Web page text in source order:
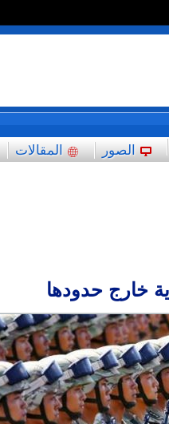
الصور المقالات
خارج حدودها